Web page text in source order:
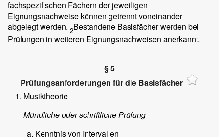
fachspezifischen Fächern der jeweiligen
Eignungsnachweise können getrennt voneinander
abgelegt werden. 2Bestandene Basisfächer werden bei
Prüfungen in weiteren Eignungsnachweisen anerkannt.
§ 5
Prüfungsanforderungen für die Basisfächer
Musiktheorie
Mündliche oder schriftliche Prüfung
Kenntnis von Intervallen